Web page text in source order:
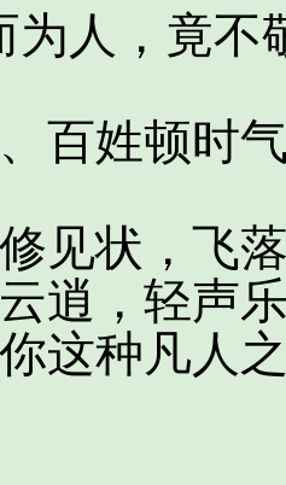
人，竟不
姓顿时气
状，飞落
逍，轻声
这种凡人